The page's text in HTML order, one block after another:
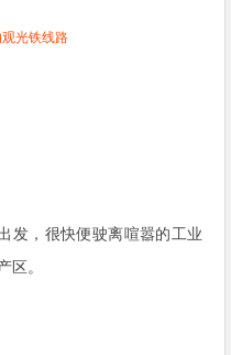
光铁线路
发，很快便驶离喧嚣的工业
区。